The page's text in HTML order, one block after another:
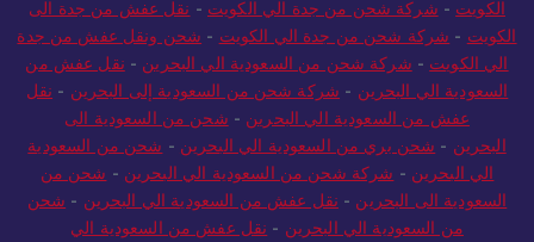
الكويت - شركة شحن من جدة الي الكويت - نقل عفش من جدة الى
الكويت - شركة شحن من جدة الي الكويت - شحن ونقل عفش من جدة
الي الكويت - شركة شحن من السعودية الي البحرين - نقل عفش من
السعودية الي البحرين - شركة شحن من السعودية إلى البحرين - نقل
عفش من السعودية الي البحرين - شحن من السعودية الى
البحرين - شحن بري من السعودية الي البحرين - شحن من السعودية
الي البحرين - شركة شحن من السعودية الي البحرين - شحن من
السعودية الى البحرين - نقل عفش من السعودية الي البحرين - شحن
من السعودية الي البحرين - نقل عفش من السعودية الي